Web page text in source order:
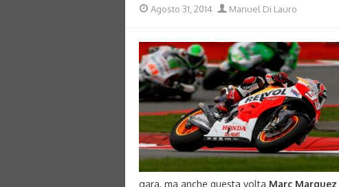
Posted
Agosto 31, 2014 Author
Manuel Di Lauro
gara, ma anche questa volta Marc Marquez